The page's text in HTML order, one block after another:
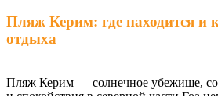
Пляж Керим: где находится и
отдыха
Пляж Керим — солнечное убежище,